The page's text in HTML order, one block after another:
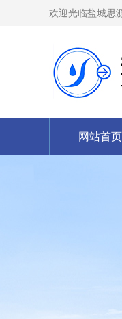
欢迎光临盐城思
网站首页